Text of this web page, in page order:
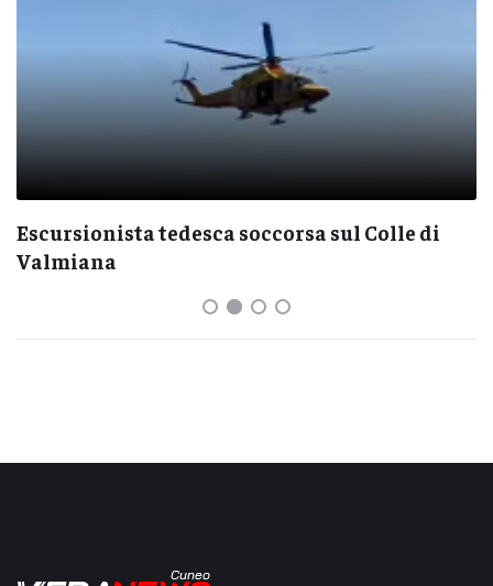
Escursionista tedesca soccorsa sul Colle di
Valmiana
Cuneo